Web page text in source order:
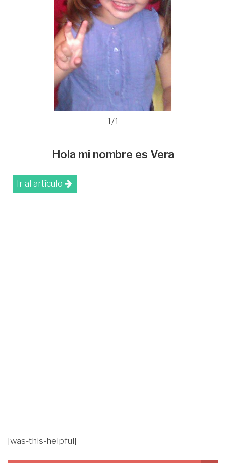
1/1
Hola mi nombre es Vera
Ir al artículo
[was-this-helpful]